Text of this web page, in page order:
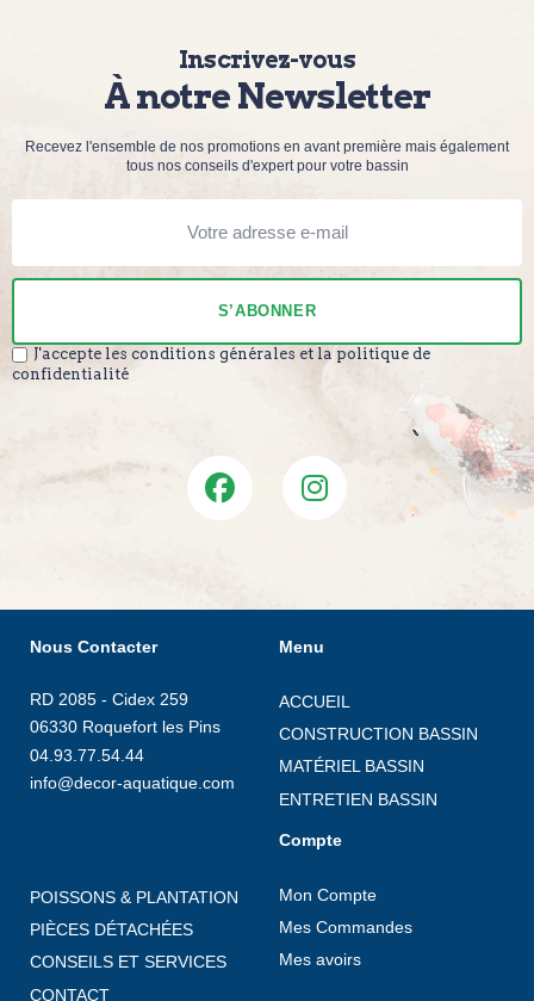
Inscrivez-vous
À notre Newsletter
Recevez l'ensemble de nos promotions en avant première mais également
tous nos conseils d'expert pour votre bassin
S’ABONNER
J'accepte les conditions générales et la politique de
confidentialité
Nous Contacter
RD 2085 - Cidex 259
06330 Roquefort les Pins
04.93.77.54.44
info@decor-aquatique.com
Menu
ACCUEIL
CONSTRUCTION BASSIN
MATÉRIEL BASSIN
ENTRETIEN BASSIN
POISSONS & PLANTATION
PIÈCES DÉTACHÉES
CONSEILS ET SERVICES
CONTACT
Compte
Mon Compte
Mes Commandes
Mes avoirs